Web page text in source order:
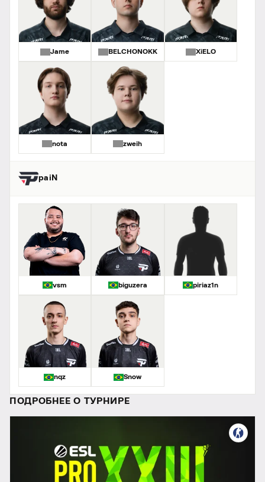
Jame BELCHONOKK XiELO
nota zweih
paiN
vsm biguzera piriaz1n
nqz Snow
ПОДРОБНЕЕ О ТУРНИРЕ